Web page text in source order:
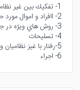
1- تفكيك بين غير نظاميان و رزمندگان
2- اافراد و اموال مورد حمايت خاص
3- روش هاي ويژه در جنگ
4- تسليحات
5-رفتار با غيز نظاميان وافراد خارج از صحنه نبرد
6- اجراء